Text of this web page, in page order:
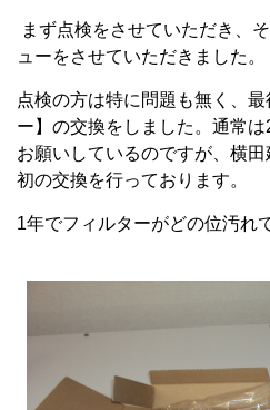
まず点検をさせていただき、
ューをさせていただきました。
点検の方は特に問題も無く、
ー】の交換をしました。通常
お願いしているのですが、横
初の交換を行っております。
1年でフィルターがどの位汚れ